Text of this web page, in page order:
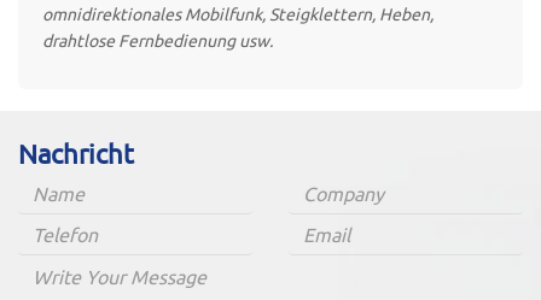
omnidirektionales Mobilfunk, Steigklettern, Heben,
drahtlose Fernbedienung usw.
Nachricht